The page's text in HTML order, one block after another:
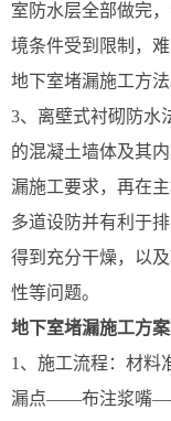
室防水层全部做完
境条件受到限制，
地下室堵漏施工方法
3、离壁式衬砌防水
的混凝土墙体及其
漏施工要求，再在
多道设防并有利于
得到充分干燥，以
性等问题。
地下室堵漏施工方案
1、施工流程：材
漏点——布注浆嘴